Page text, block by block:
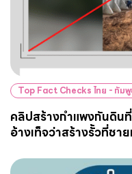
Top Fact Checks ไทย - กัม
คลิปสร้างกำแพงกันดิน
อ้างเท็จว่าสร้างรั้วที่ชา